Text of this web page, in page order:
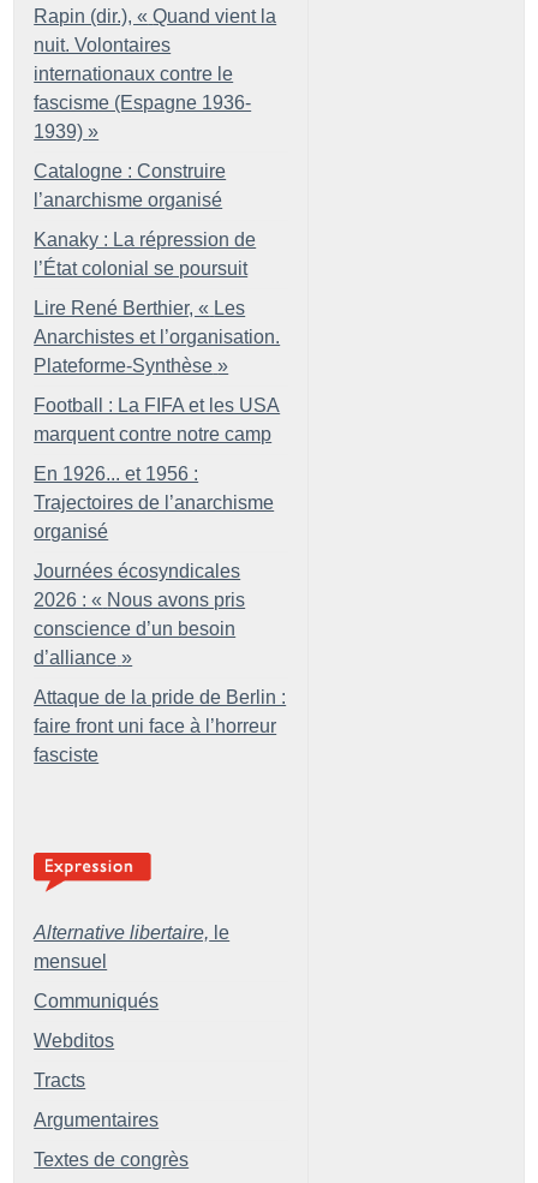
Rapin (dir.), « Quand vient la
nuit. Volontaires
internationaux contre le
fascisme (Espagne 1936-
1939) »
Catalogne : Construire
l’anarchisme organisé
Kanaky : La répression de
l’État colonial se poursuit
Lire René Berthier, « Les
Anarchistes et l’organisation.
Plateforme-Synthèse »
Football : La FIFA et les USA
marquent contre notre camp
En 1926... et 1956 :
Trajectoires de l’anarchisme
organisé
Journées écosyndicales
2026 : « Nous avons pris
conscience d’un besoin
d’alliance »
Attaque de la pride de Berlin :
faire front uni face à l’horreur
fasciste
Alternative libertaire, le
mensuel
Communiqués
Webditos
Tracts
Argumentaires
Textes de congrès